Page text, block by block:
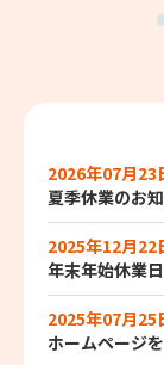
2026年07月23
夏季休業のお
2025年12月22
年末年始休業
2025年07月25
ホームページ